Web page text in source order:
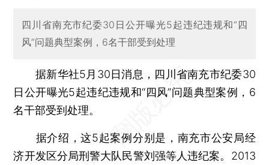
四川省南充市纪委30日公开曝光5起违纪违规和“四
风”问题典型案例，6名干部受到处理
据新华社5月30日消息，四川省南充市纪委30
日公开曝光5起违纪违规和“四风”问题典型案例，6
名干部受到处理。
据介绍，这5起案例分别是，南充市公安局经
济开发区分局刑警大队民警刘强等人违纪案。2013